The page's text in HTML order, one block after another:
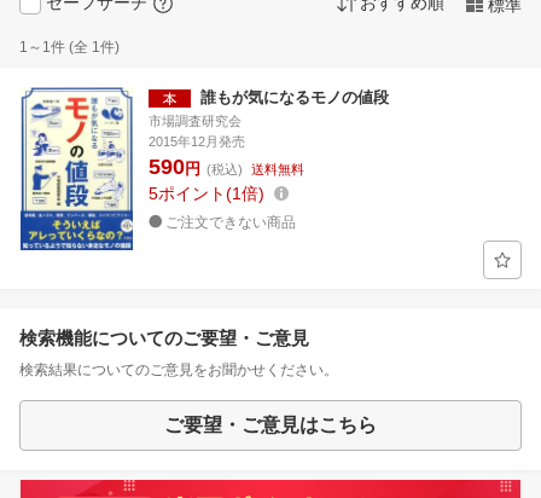
標準
1～1件 (全 1件)
誰もが気になるモノの値段
市場調査研究会
2015年12月発売
590円 (税込) 送料無料
5ポイント 1倍
ご注文できない商品
検索機能についてのご要望・ご意見
検索結果についてのご意見をお聞かせください。
ご要望・ご意見はこちら